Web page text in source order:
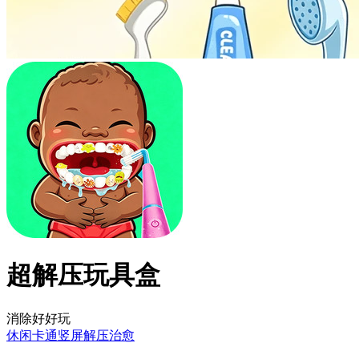
超解压玩具盒
消除好好玩
休闲卡通竖屏解压治愈